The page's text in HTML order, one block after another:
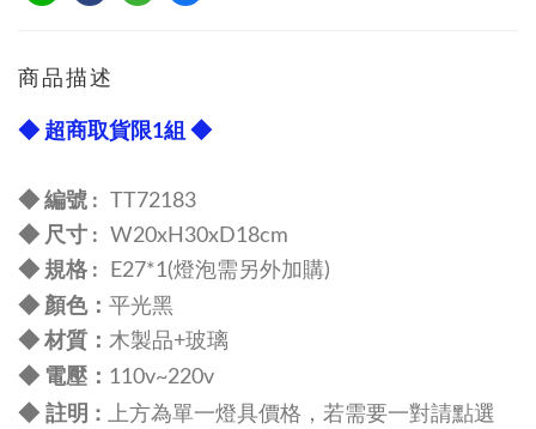
商品描述
◆ 超商取貨限1組 ◆
◆ 編號 : TT72183
◆ 尺寸 : W20xH30xD18cm
◆ 規格 : E27*1(燈泡需另外加購)
◆ 顏色： 平光黑
◆ 材質： 木製品+玻璃
◆ 電壓： 110v~220v
◆ 註明 : 上方為單一燈具價格，若需要一對請點選